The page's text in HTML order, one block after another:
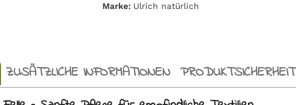
Marke: Ulrich natürlich
ZUSÄTZLICHE INFORMATIONEN PRODUKTSICHERHEIT